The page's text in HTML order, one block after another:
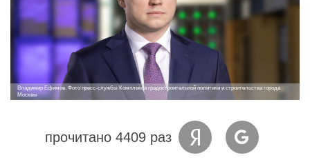
Владимир Ефимов. Фото пресс-службы Комплекса градостроительной политики и строительства города
Москвы
прочитано 4409 раз